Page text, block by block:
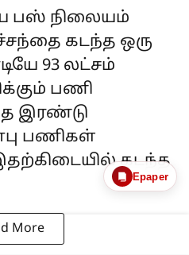
பஸ் நிலையம்
கடந்த ஒரு
93 லட்சம்
பணி
இரண்டு
பணிகள்
கடந்த
More
Epaper